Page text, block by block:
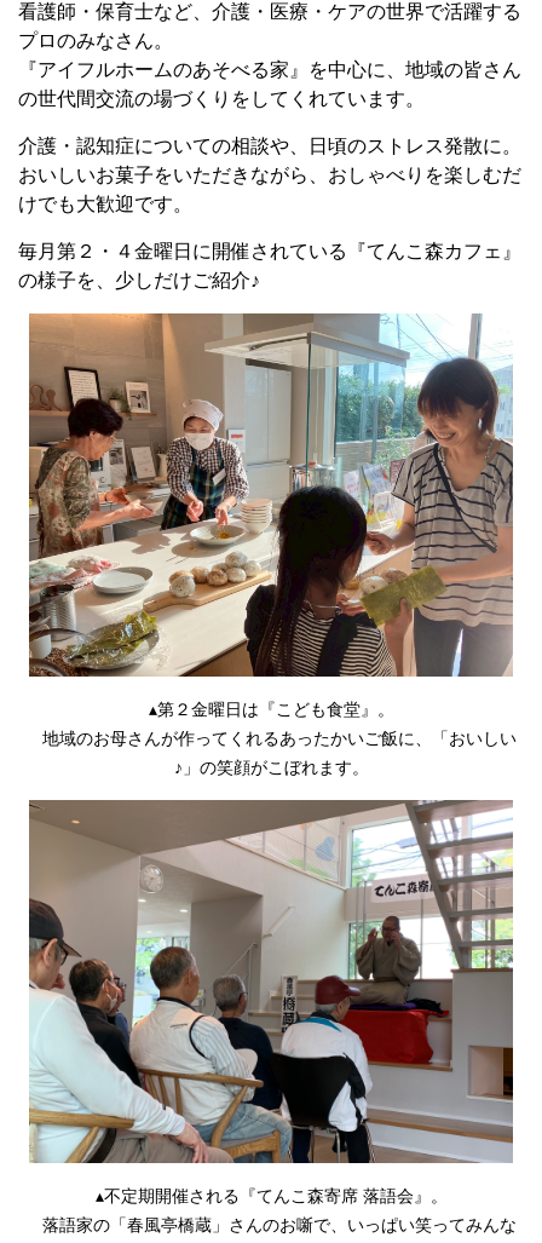
看護師・保育士など、介護・医療・ケアの世界で活躍する
プロのみなさん。
『アイフルホームのあそべる家』を中心に、地域の皆さん
の世代間交流の場づくりをしてくれています。
介護・認知症についての相談や、日頃のストレス発散に。
おいしいお菓子をいただきながら、おしゃべりを楽しむだ
けでも大歓迎です。
毎月第２・４金曜日に開催されている『てんこ森カフェ』
の様子を、少しだけご紹介♪
▴第２金曜日は『こども食堂』。
地域のお母さんが作ってくれるあったかいご飯に、「おいしい
♪」の笑顔がこぼれます。
▴不定期開催される『てんこ森寄席 落語会』。
落語家の「春風亭橋蔵」さんのお噺で、いっぱい笑ってみんな